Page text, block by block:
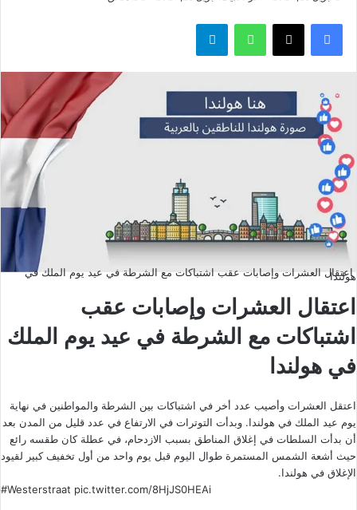
فيسبوك ‫X واتساب تيلقرام
اعتقال العشرات وإصابات عقب اشتباكات مع الشرطة في عيد يوم الملك في
هولندا
اعتقال العشرات وإصابات عقب
اشتباكات مع الشرطة في عيد يوم الملك
في هولندا
اعتقل العشرات وأصيب عدد أخر في اشتباكات بين الشرطة والمواطنين في نهاية
يوم عيد الملك في هولندا. وبدأت التوترات في الارتفاع في عدد قليل من المدن بعد
أن بدأت السلطات في إغلاق المناطق بسبب الازدحام، في عطلة كان طقسه رائع
حيث أشعة الشمس المستمرة طوال اليوم قبل يوم واحد من أول تخفيف كبير لقيود
الإغلاق في هولندا.
#Westerstraat pic.twitter.com/8HjJS0HEAi